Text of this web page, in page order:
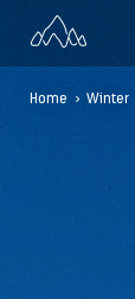
Home > Winter